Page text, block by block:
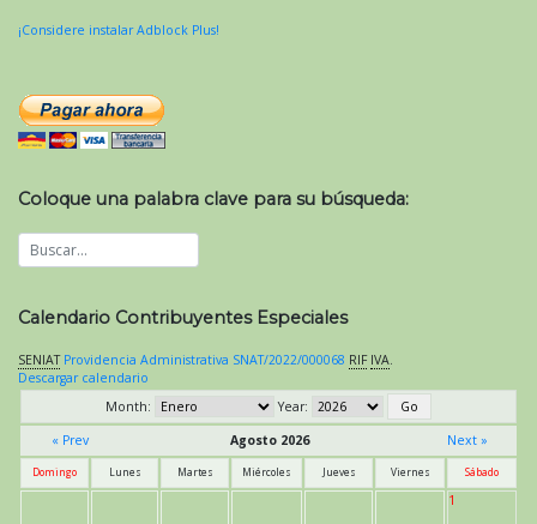
¡Considere instalar Adblock Plus!
Coloque una palabra clave para su búsqueda:
Calendario Contribuyentes Especiales
SENIAT Providencia Administrativa SNAT/2022/000068 RIF IVA
Descargar calendario
Month:
Year:
« Prev
Agosto 2026 Next »
Domingo Lunes Martes Miércoles Jueves Viernes Sábado
1